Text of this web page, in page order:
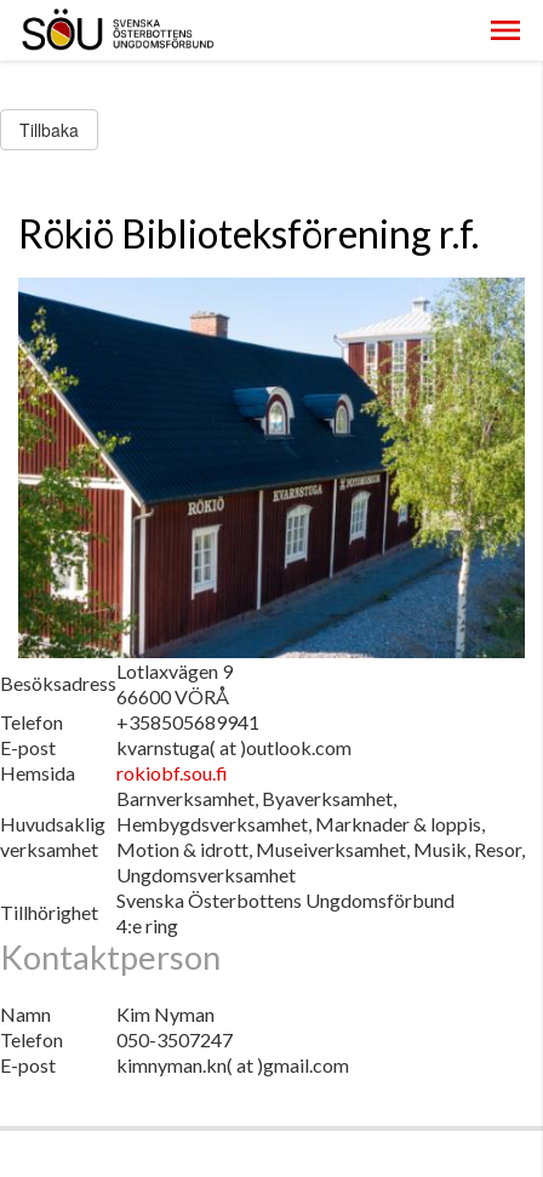
Tillbaka
Rökiö Biblioteksförening r.f.
Besöksadress
Lotlaxvägen 9
66600 VÖRÅ
Telefon
+358505689941
E-post
kvarnstuga( at )outlook.com
Hemsida
rokiobf.sou.fi
Huvudsaklig
verksamhet
Barnverksamhet, Byaverksamhet,
Hembygdsverksamhet, Marknader & loppis,
Motion & idrott, Museiverksamhet, Musik, Resor,
Ungdomsverksamhet
Tillhörighet
Svenska Österbottens Ungdomsförbund
4:e ring
Kontaktperson
Namn
Kim Nyman
Telefon
050-3507247
E-post
kimnyman.kn( at )gmail.com